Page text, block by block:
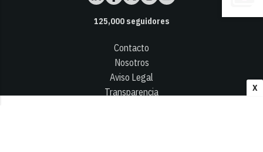
X
125,000seguidores
Contacto
Nosotros
Aviso Legal
Transparencia